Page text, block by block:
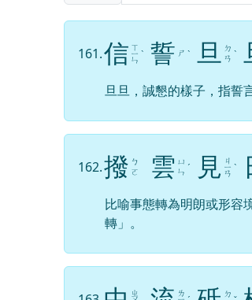
161.信 ㄒ
ㄧ
ㄣ
ˋ 誓 ㄕ ˋ 旦 ㄉ
ㄢ ˋ
旦旦，誠懇的樣子，指誓
162.撥 ㄅ
ㄛ
雲 ㄩ
ㄣ ˊ 見 ㄐ
ㄧ
ㄢ
ˋ
比喻事態轉為明朗或形容
轉」。
ㄓ ㄌ
ㄉ